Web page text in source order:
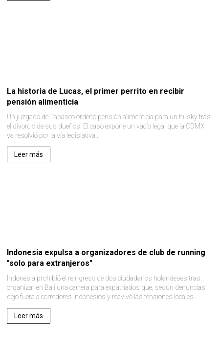
La historia de Lucas, el primer perrito en recibir
pensión alimenticia
Un juzgado de Tabasco ordenó pensión alimenticia para un husky tras
el divorcio de sus dueños. El caso expone un vacío legal que la CDMX
ya resolvió por la vía legislativa..
Leer más
Indonesia expulsa a organizadores de club de running
"solo para extranjeros"
Indonesia prohibió el reingreso de dos ciudadanos holandeses tras
organizar en Bali una carrera para expatriados que, según denuncias,
dejó fuera a corredores indonesios y reavivó las tensiones locales..
Leer más